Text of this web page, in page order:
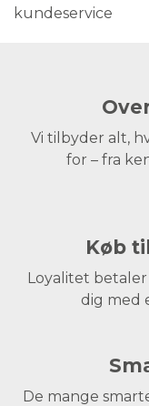
kundeservice
Vi tilbyder alt,
for – fra
Køb
Loyalitet
dig med
De mange